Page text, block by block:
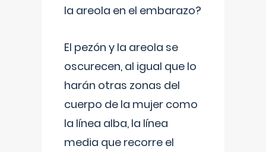
la areola en el embarazo?
El pezón y la areola se
oscurecen, al igual que lo
harán otras zonas del
cuerpo de la mujer como
la línea alba, la línea
media que recorre el